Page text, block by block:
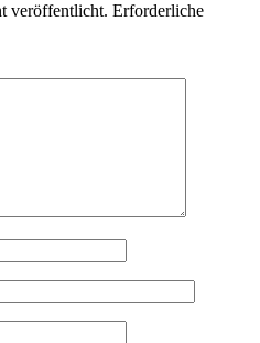
veröffentlicht. Erforderliche